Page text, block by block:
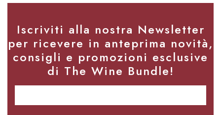
Iscriviti alla nostra Newsletter
per ricevere in anteprima novità,
consigli e promozioni esclusive
di The Wine Bundle!